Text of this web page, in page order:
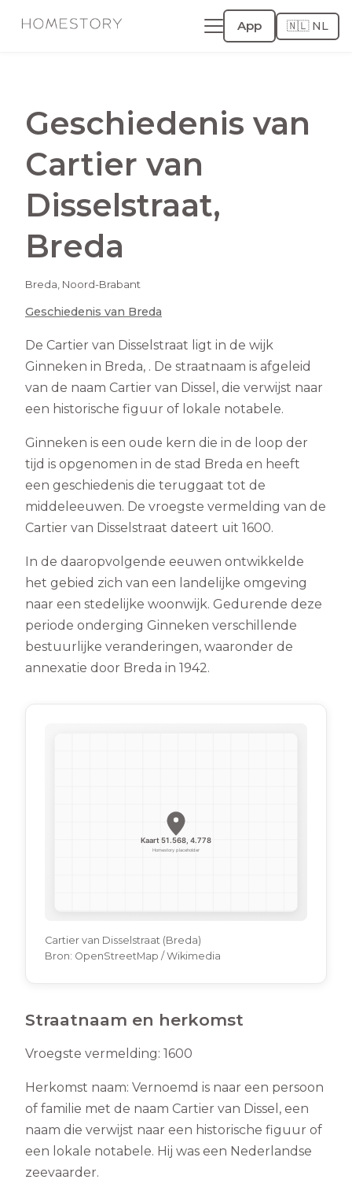
App 🇳🇱 NL
Geschiedenis van
Cartier van
Disselstraat,
Breda
Breda, Noord-Brabant
Geschiedenis van Breda
De Cartier van Disselstraat ligt in de wijk
Ginneken in Breda, . De straatnaam is afgeleid
van de naam Cartier van Dissel, die verwijst naar
een historische figuur of lokale notabele.
Ginneken is een oude kern die in de loop der
tijd is opgenomen in de stad Breda en heeft
een geschiedenis die teruggaat tot de
middeleeuwen. De vroegste vermelding van de
Cartier van Disselstraat dateert uit 1600.
In de daaropvolgende eeuwen ontwikkelde
het gebied zich van een landelijke omgeving
naar een stedelijke woonwijk. Gedurende deze
periode onderging Ginneken verschillende
bestuurlijke veranderingen, waaronder de
annexatie door Breda in 1942.
Cartier van Disselstraat (Breda)
Bron: OpenStreetMap / Wikimedia
Straatnaam en herkomst
Vroegste vermelding: 1600
Herkomst naam: Vernoemd is naar een persoon
of familie met de naam Cartier van Dissel, een
naam die verwijst naar een historische figuur of
een lokale notabele. Hij was een Nederlandse
zeevaarder.